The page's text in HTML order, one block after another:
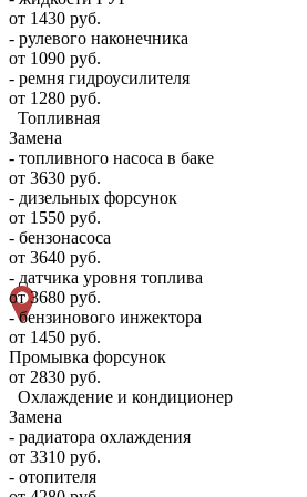
от 1430 руб.
- рулевого наконечника
от 1090 руб.
- ремня гидроусилителя
от 1280 руб.
Топливная
Замена
- топливного насоса в баке
от 3630 руб.
- дизельных форсунок
от 1550 руб.
- бензонасоса
от 3640 руб.
- датчика уровня топлива
от 3680 руб.
- бензинового инжектора
от 1450 руб.
Промывка форсунок
от 2830 руб.
Охлаждение и кондиционер
Замена
- радиатора охлаждения
от 3310 руб.
- отопителя